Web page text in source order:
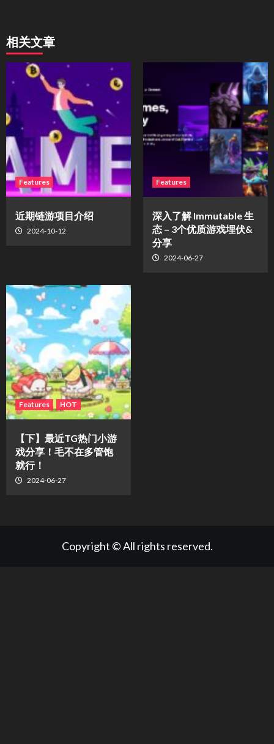
相关文章
Features
近期链游项目介绍
2024-10-12
Features
深入了解 Immutable 生
态 – 3个优质游戏埋伏&
分享
2024-06-27
Features HOT
【下】最近TG热门小游
戏分享！毛不在多管饱
就行！
2024-06-27
Copyright © All rights reserved.